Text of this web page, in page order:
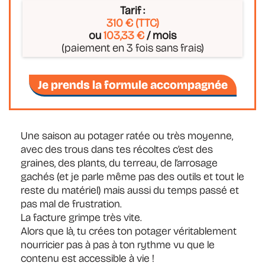
Tarif :
310 € (TTC)
ou103,33 €/ mois
(paiement en 3 fois sans frais)
Je prends la formule accompagnée
Une saison au potager ratée ou très moyenne,
avec des trous dans tes récoltes c’est des
graines, des plants, du terreau, de l’arrosage
gachés (et je parle même pas des outils et tout le
reste du matériel) mais aussi du temps passé et
pas mal de frustration.
La facture grimpe très vite.
Alors que là, tu crées ton potager véritablement
nourricier pas à pas à ton rythme vu que le
contenu est accessible à vie !